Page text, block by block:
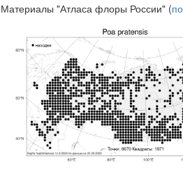
Материалы "Атласа флоры России" (